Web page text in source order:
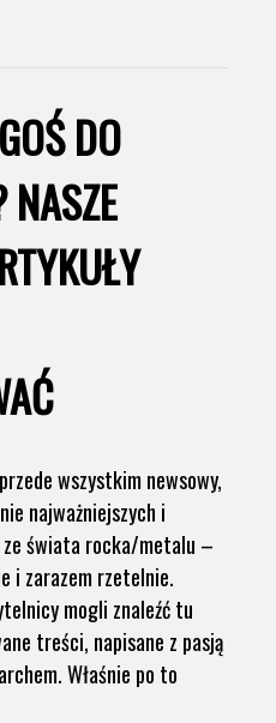
DO
wszystkim newsowy,
najważniejszych i
świata rocka/metalu –
i zarazem rzetelnie.
mogli znaleźć tu
treści, napisane z pasją
Właśnie po to